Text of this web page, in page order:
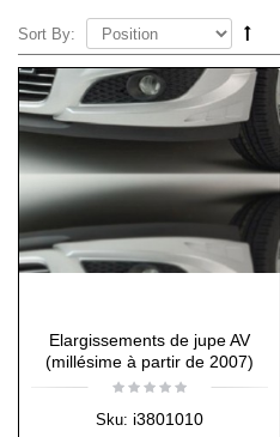
Sort By:
Elargissements de jupe AV
(millésime à partir de 2007)
Sku: i3801010